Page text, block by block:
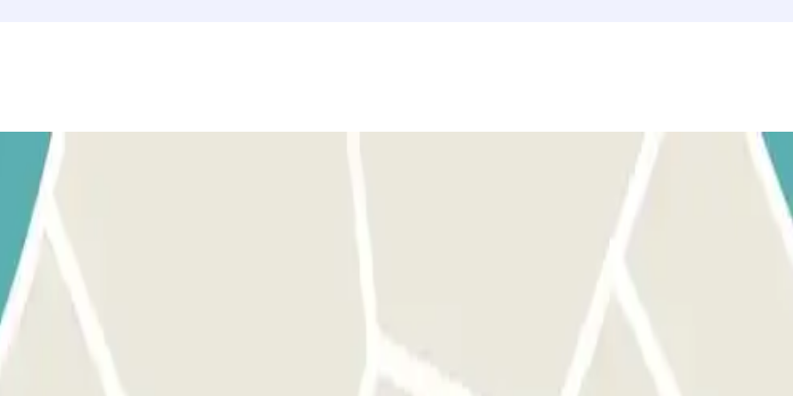
LA PLAZA. *En caso de reembolso por dobles pagos, solamente se devolverá el importe de tu reserva. Sigue las
la barrera, el lector leerá tu matrícula y emitirá un ticket con tus datos de la reserva y un código QR. Conserva este ticket hasta el final
matrícula no es reconocida correctamente, acerca el código QR que figura en la reserva de Parclick al lector de código de la barrera para
3. Si el QR tampoco funciona, debes ponerte en contacto con el operador de servicio a través del pulsador existente en todos los
al centro de control (24/7) donde se validará tu reserva. SI TU PASE PERMITE MÚLTIPLES ENTRADAS Y SALIDAS: sigue el mismo
en el ticket de tu reserva. La barrera se abrirá. Si tu tiempo se ha excedido deberás ir al cajero y escanear el código para validarlo para